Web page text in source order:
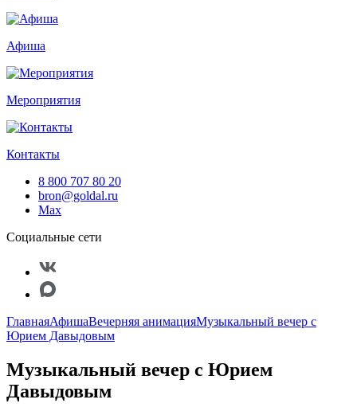
Афиша
Мероприятия
Контакты
8 800 707 80 20
bron@goldal.ru
Max
Социальные сети
ГлавнаяАфишаВечерняя анимацияМузыкальный вечер с
Юрием Давыдовым
Музыкальный вечер с Юрием
Давыдовым